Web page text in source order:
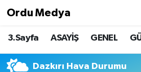
Ordu Medya
3.Sayfa ASAYİŞ GENEL
Dazkırı Hava Durumu
ASAYİŞ
Basketbol
Nöbetçi Eczaneler
Hava Durumu